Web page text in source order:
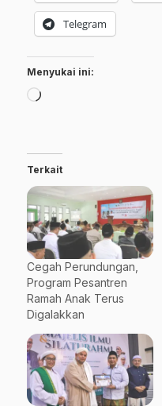
Telegram
Menyukai ini:
Memuat...
Terkait
Cegah Perundungan,
Program Pesantren
Ramah Anak Terus
Digalakkan